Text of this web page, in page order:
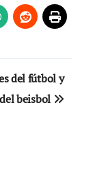
del fútbol y
beisbol